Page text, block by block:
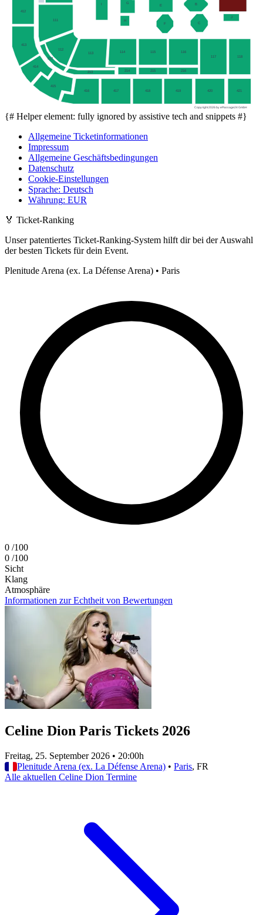
111
112
113
114 115
116
117
118
417 418 419 420 421
412
413
414
415
416
212
213 214 215 216
J
B
C
E
F
H
G
Copyright 2026 by ePassage24 GmbH
{# Helper element: fully ignored by assistive tech and snippets #}
Allgemeine Ticketinformationen
Impressum
Allgemeine Geschäftsbedingungen
Datenschutz
Cookie-Einstellungen
Sprache: Deutsch
Währung: EUR
🏅 Ticket-Ranking
Unser patentiertes Ticket-Ranking-System hilft dir bei der Auswahl
der besten Tickets für dein Event.
Plenitude Arena (ex. La Défense Arena) • Paris
0 /100
0 /100
Sicht
Klang
Atmosphäre
Informationen zur Echtheit von Bewertungen
Celine Dion Paris Tickets 2026
Freitag, 25. September 2026 • 20:00h
Plenitude Arena (ex. La Défense Arena) • Paris, FR
Alle aktuellen Celine Dion Termine